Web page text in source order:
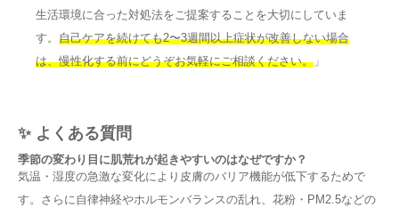
生活環境に合った対処法をご提案することを大切にしていま
す。 自己ケアを続けても2〜3週間以上症状が改善しない場合
は、慢性化する前にどうぞお気軽にご相談ください。 」
✨ よくある質問
季節の変わり目に肌荒れが起きやすいのはなぜですか？
気温・湿度の急激な変化により皮膚のバリア機能が低下するためで
す。さらに自律神経やホルモンバランスの乱れ、花粉・PM2.5などの